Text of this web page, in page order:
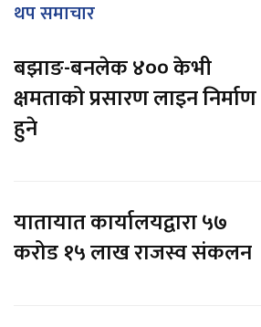
थप समाचार
बझाङ-बनलेक ४०० केभी
क्षमताको प्रसारण लाइन निर्माण
हुने
यातायात कार्यालयद्वारा ५७
करोड १५ लाख राजस्व संकलन